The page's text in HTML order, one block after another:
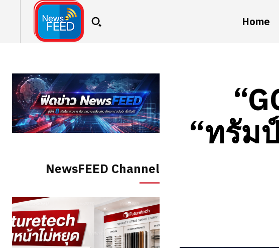
Home
NewsFEED Channel
“ทรัม